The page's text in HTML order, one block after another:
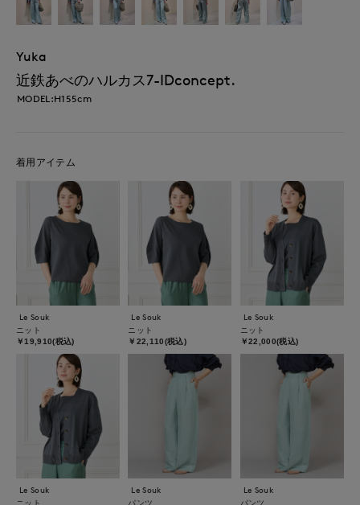
Yuka
近鉄あべのハルカス7-IDconcept.
MODEL:H155cm
着用アイテム
Le Souk
ニット
￥19,910(税込)
Le Souk
ニット
￥22,110(税込)
Le Souk
ニット
￥22,000(税込)
Le Souk
ニット
Le Souk
パンツ
Le Souk
パンツ